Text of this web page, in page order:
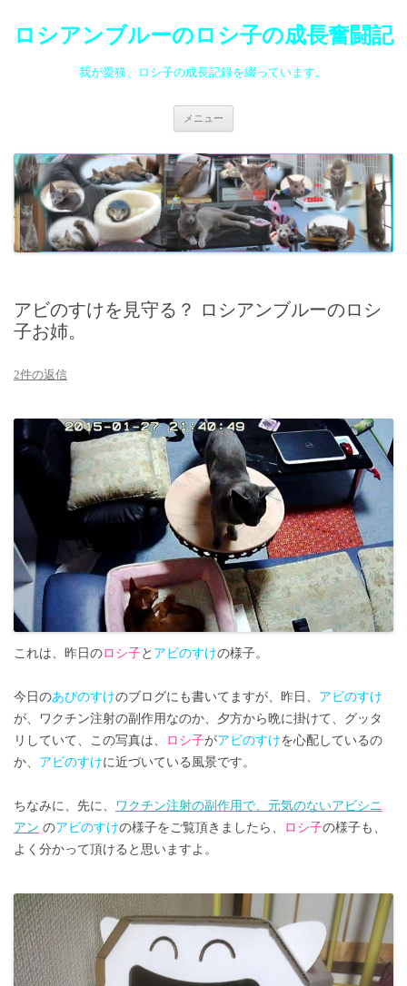
ロシアンブルーのロシ子の成長奮闘記
我が愛猫、ロシ子の成長記録を綴っています。
メニュー
ツ
へ
ス
キ
ッ
プ
アビのすけを見守る？ ロシアンブルーのロシ
子お姉。
2件の返信
これは、昨日のロシ子と アビのすけの様子。
今日のあびのすけのブログにも書いてますが、昨日、 アビのすけ
が、ワクチン注射の副作用なのか、夕方から晩に掛けて、グッタ
リしていて、この写真は、
ロシ子がアビのすけを心配しているの
か、 アビのすけに近づいている風景です。
ちなみに、先に、 ワクチン注射の副作用で、元気のないアビシニ
アン のアビのすけの様子をご覧頂きましたら、 ロシ子の様子も、
よく分かって頂けると思いますよ。